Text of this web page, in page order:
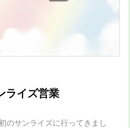
ライズ営業
のサンライズに行ってきまし